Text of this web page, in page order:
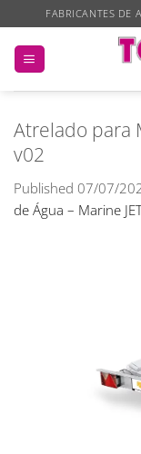
to
content
FABRICANTES DE
Atrelado para
v02
Published 07/07/
de Água – Marine